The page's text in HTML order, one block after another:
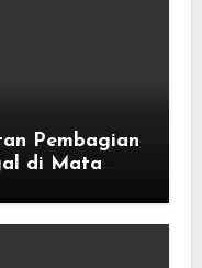
Pembagian
di Mata